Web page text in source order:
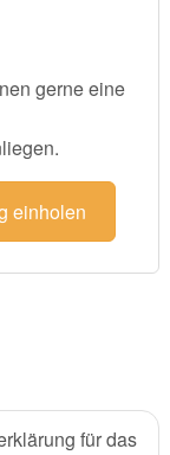
gerne eine
einholen
für das